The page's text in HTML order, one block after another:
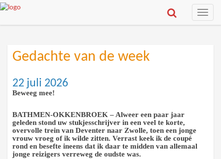
Toggle
Gedachte van de week
22 juli 2026
Beweeg mee!
BATHMEN-OKKENBROEK – Alweer een paar jaar
geleden stond uw stukjesschrijver in een veel te korte,
overvolle trein van Deventer naar Zwolle, toen een jonge
vrouw vroeg of ik wilde zitten. Verrast keek ik de coupé
rond en besefte ineens dat ik daar te midden van allemaal
jonge reizigers verreweg de oudste was.